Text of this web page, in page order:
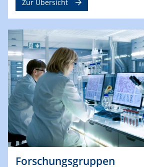
Zur Übersicht
Forschungsgruppen